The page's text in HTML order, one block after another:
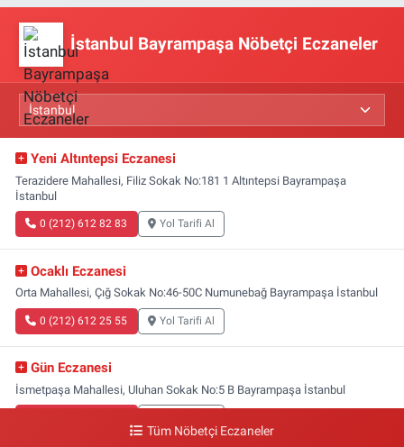
İstanbul Bayrampaşa Nöbetçi Eczaneler
Yeni Altıntepsi Eczanesi
Terazidere Mahallesi, Filiz Sokak No:181 1 Altıntepsi Bayrampaşa
İstanbul
0 (212) 612 82 83 Yol Tarifi Al
Ocaklı Eczanesi
Orta Mahallesi, Çığ Sokak No:46-50C Numunebağ Bayrampaşa İstanbul
0 (212) 612 25 55 Yol Tarifi Al
Gün Eczanesi
İsmetpaşa Mahallesi, Uluhan Sokak No:5 B Bayrampaşa İstanbul
Tüm Nöbetçi Eczaneler